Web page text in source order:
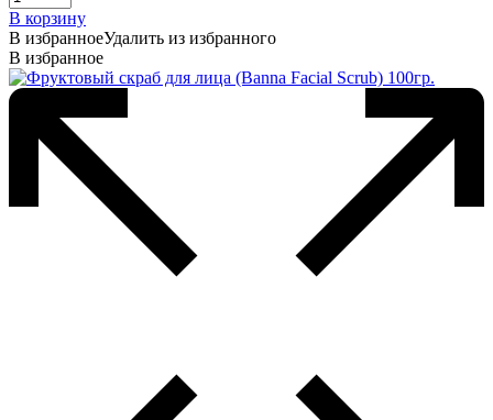
В корзину
В избранноеУдалить из избранного
В избранное